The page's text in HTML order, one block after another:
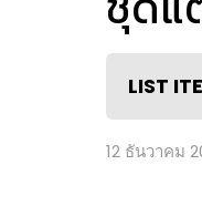
LIST
12 ธันวาคม